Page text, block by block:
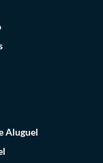
Aluguel